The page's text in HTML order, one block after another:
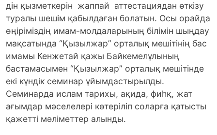
дін қызметкерін жаппай
аттестациядан өткізу
туралы шешім қабылдаған болатын. Осы орайда
өңіріміздің имам-молдаларының білімін шыңдау
мақсатында “Қызылжар” орталық мешітінің бас
имамы Кенжетай қажы Байкемелұлының
бастамасымен “Қызылжар” орталық мешітінде
екі күндік семинар ұйымдастырылды.
Семинарда ислам тарихы, ақида, фиһқ, жат
ағымдар мәселелері көтеріліп соларға қатысты
қажетті мәліметтер алынды.